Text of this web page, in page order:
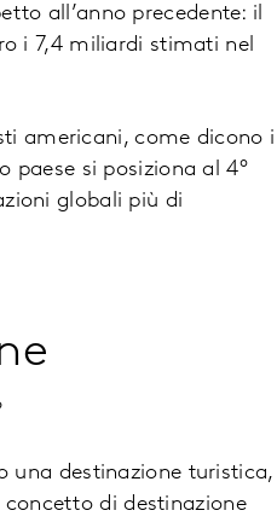
all’anno precedente: il
i 7,4 miliardi stimati nel
americani, come dicono i
paese si posiziona al 4°
globali più di
una destinazione turistica,
di destinazione